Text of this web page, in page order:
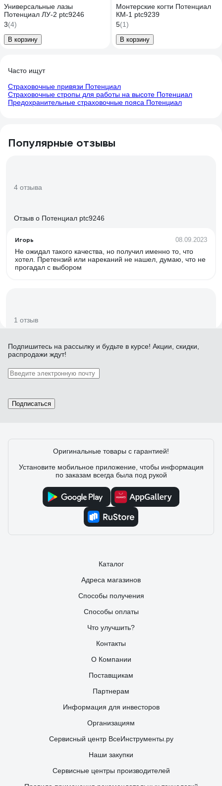
Универсальные лазы
Потенциал ЛУ-2 ptc9246
3(4)
В корзину
Монтерские когти Потенциал
КМ-1 ptc9239
5(1)
В корзину
Часто ищут
Страховочные привязи Потенциал
Страховочные стропы для работы на высоте Потенциал
Предохранительные страховочные пояса Потенциал
Популярные отзывы
4 отзыва
Отзыв о Потенциал ptc9246
Игорь 08.09.2023
Не ожидал такого качества, но получил именно то, что
хотел. Претензий или нареканий не нашел, думаю, что не
прогадал с выбором
1 отзыв
Отзыв о Монтерские когти Потенциал КМ-1
ptc9239
Подпишитесь на рассылку и будьте в курсе! Акции, скидки,
распродажи ждут!
Подписаться
Оригинальные товары с гарантией!
Установите мобильное приложение, чтобы информация
по заказам всегда была под рукой
Каталог
Адреса магазинов
Способы получения
Способы оплаты
Что улучшить?
Контакты
О Компании
Поставщикам
Партнерам
Информация для инвесторов
Организациям
Сервисный центр ВсеИнструменты.ру
Наши закупки
Сервисные центры производителей